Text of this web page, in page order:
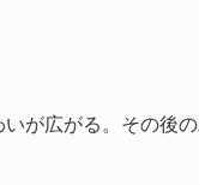
が広がる。その後